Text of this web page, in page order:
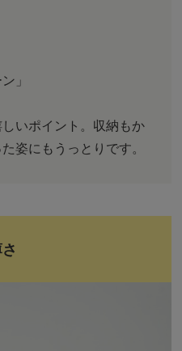
」
いポイント。収納もか
姿にもうっとりです。